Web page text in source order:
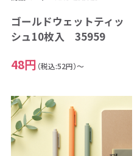
ゴールドウェットティッ
シュ10枚入 35959
48円 （税込:52円）～